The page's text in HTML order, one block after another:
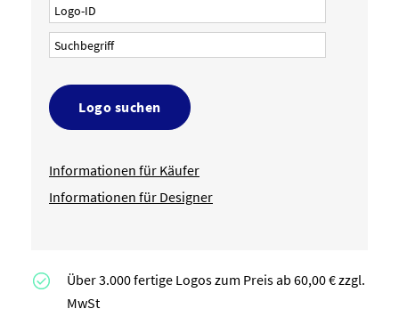
Logo suchen
Informationen für Käufer
Informationen für Designer
Über 3.000 fertige Logos zum Preis ab 60,00 € zzgl.
MwSt